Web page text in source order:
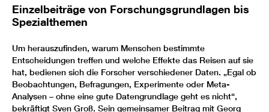
Einzelbeiträge von Forschungsgrundlagen bis
Spezialthemen
Um herauszufinden, warum Menschen bestimmte
Entscheidungen treffen und welche Effekte das Reisen auf sie
hat, bedienen sich die Forscher verschiedener Daten. „Egal ob
Beobachtungen, Befragungen, Experimente oder Meta-
Analysen – ohne eine gute Datengrundlage geht es nicht“,
bekräftigt Sven Groß. Sein gemeinsamer Beitrag mit Georg